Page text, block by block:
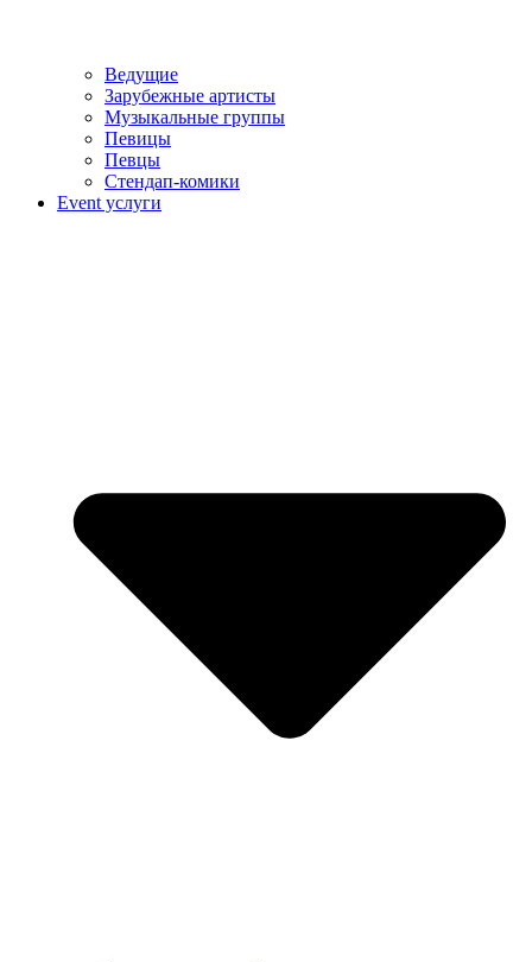
Ведущие
Зарубежные артисты
Музыкальные группы
Певицы
Певцы
Стендап-комики
Event услуги